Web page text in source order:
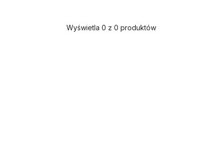
Wyświetla 0 z 0 produktów